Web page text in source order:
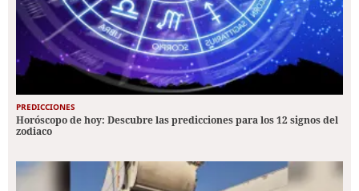
PREDICCIONES
Horóscopo de hoy: Descubre las predicciones para los 12 signos del
zodiaco